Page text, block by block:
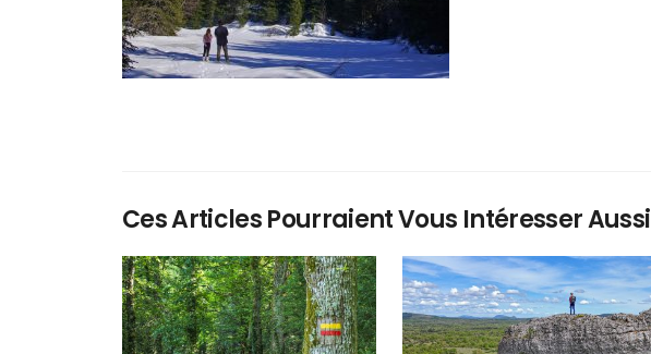
Ces Articles Pourraient Vous Intéresser Aussi